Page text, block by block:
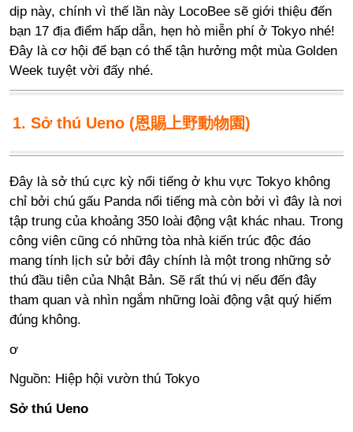
dịp này, chính vì thế lần này LocoBee sẽ giới thiệu đến
bạn 17 địa điểm hấp dẫn, hẹn hò miễn phí ở Tokyo nhé!
Đây là cơ hội để bạn có thể tận hưởng một mùa Golden
Week tuyệt vời đấy nhé.
1. Sở thú Ueno (恩賜上野動物園)
Đây là sở thú cực kỳ nổi tiếng ở khu vực Tokyo không
chỉ bởi chú gấu Panda nổi tiếng mà còn bởi vì đây là nơi
tập trung của khoảng 350 loài động vật khác nhau. Trong
công viên cũng có những tòa nhà kiến trúc độc đáo
mang tính lịch sử bởi đây chính là một trong những sở
thú đầu tiên của Nhật Bản. Sẽ rất thú vị nếu đến đây
tham quan và nhìn ngắm những loài động vật quý hiếm
đúng không.
ơ
Nguồn: Hiệp hội vườn thú Tokyo
Sở thú Ueno